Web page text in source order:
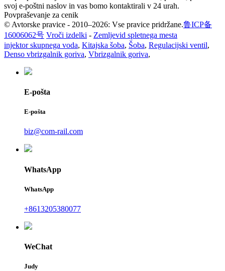
svoj e-poštni naslov in vas bomo kontaktirali v 24 urah.
Povpraševanje za cenik
© Avtorske pravice - 2010–2026: Vse pravice pridržane.鲁ICP备
16006062号 Vroči izdelki - Zemljevid spletnega mesta
injektor skupnega voda, Kitajska šoba, Šoba, Regulacijski ventil,
Denso vbrizgalnik goriva, Vbrizgalnik goriva,
E-pošta
E-pošta
biz@com-rail.com
WhatsApp
WhatsApp
+8613205380077
WeChat
Judy